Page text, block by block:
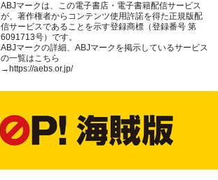
ABJマークは、この電子書店・電子書籍配信サービス
が、著作権者からコンテンツ使用許諾を得た正規版配
信サービスであることを示す登録商標（登録番号 第
6091713号）です。
ABJマークの詳細、ABJマークを掲示しているサービス
の一覧はこちら
→ https://aebs.or.jp/